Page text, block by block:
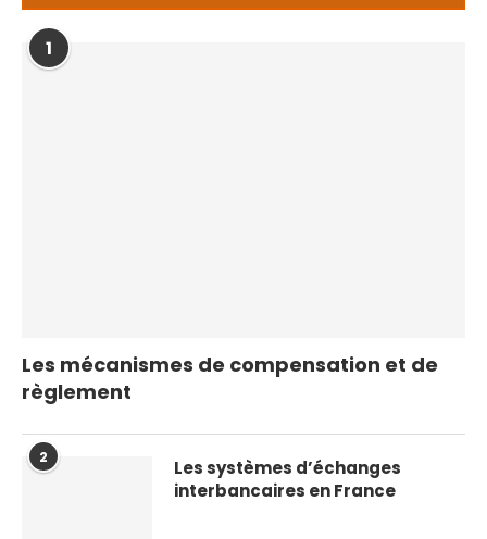
1
Les mécanismes de compensation et de
règlement
2
Les systèmes d’échanges
interbancaires en France